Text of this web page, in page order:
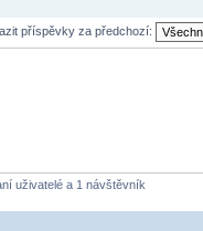
příspěvky za předchozí:
uživatelé a 1 návštěvník